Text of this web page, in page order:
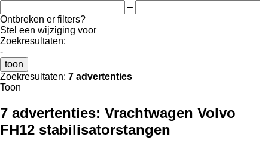
–
Ontbreken er filters?
Stel een wijziging voor
Zoekresultaten:
-
toon
Zoekresultaten: 7 advertenties
Toon
7 advertenties: Vrachtwagen Volvo
FH12 stabilisatorstangen